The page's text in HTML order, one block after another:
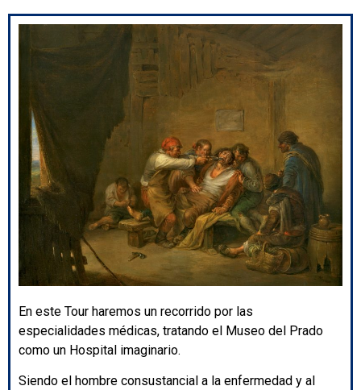
En este Tour haremos un recorrido por las
especialidades médicas, tratando el Museo del Prado
como un Hospital imaginario.
Siendo el hombre consustancial a la enfermedad y al